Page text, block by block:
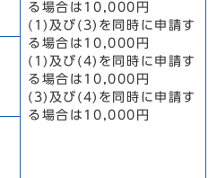
る場合は10,000円
(1)及び(3)を同時に申請す
る場合は10,000円
(1)及び(4)を同時に申請す
る場合は10,000円
(3)及び(4)を同時に申請す
る場合は10,000円